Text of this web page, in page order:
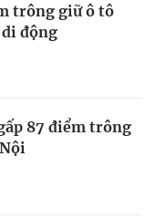
trông giữ ô tô
động
87 điểm trông